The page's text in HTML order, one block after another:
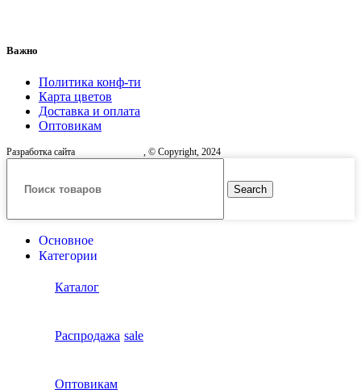
Важно
Политика конф-ти
Карта цветов
Доставка и оплата
Оптовикам
Разработка сайта , © Copyright, 2024
Search
Основное
Категории
Каталог
Распродажа sale
Оптовикам